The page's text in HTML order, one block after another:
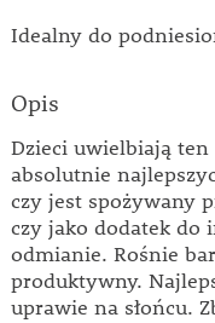
Idealny do
Opis
Dzieci uwielbiają ten
absolutnie
czy jest spożywany
czy jako dodatek do
odmianie. Rośnie
produktywny.
uprawie na słońcu.